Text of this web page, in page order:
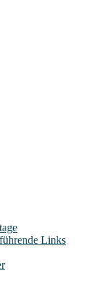
Links